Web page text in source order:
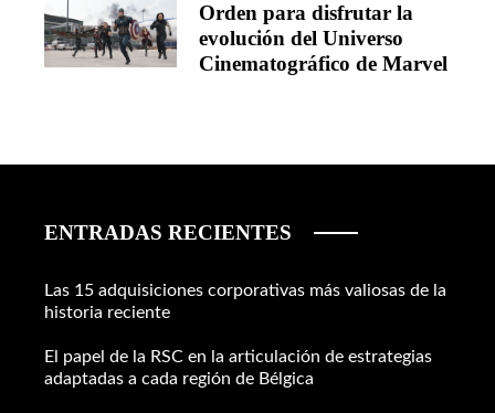
Orden para disfrutar la
evolución del Universo
Cinematográfico de Marvel
ENTRADAS RECIENTES
Las 15 adquisiciones corporativas más valiosas de la
historia reciente
El papel de la RSC en la articulación de estrategias
adaptadas a cada región de Bélgica